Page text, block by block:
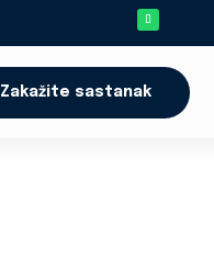
Zakažite sastanak